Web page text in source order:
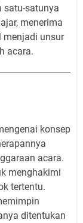
satu-satunya
menerima
menjadi unsur
acara.
konsep
acara.
menghakimi
tertentu.
ditentukan